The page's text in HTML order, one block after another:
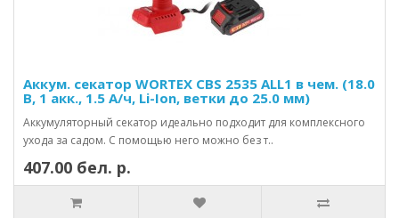
Аккум. секатор WORTEX CBS 2535 ALL1 в чем. (18.0
В, 1 акк., 1.5 А/ч, Li-Ion, ветки до 25.0 мм)
Аккумуляторный секатор идеально подходит для комплексного
ухода за садом. С помощью него можно без т..
407.00 бел. р.